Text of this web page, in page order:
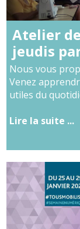
Atelier
jeudis
Nous vous
Venez
utiles du
Lire la suite ...